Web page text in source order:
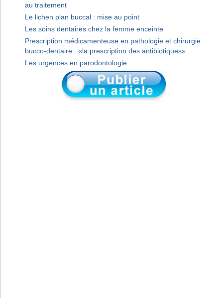
au traitement
Le lichen plan buccal : mise au point
Les soins dentaires chez la femme enceinte
Prescription médicamenteuse en pathologie et chirurgie
bucco-dentaire : «la prescription des antibiotiques»
Les urgences en parodontologie